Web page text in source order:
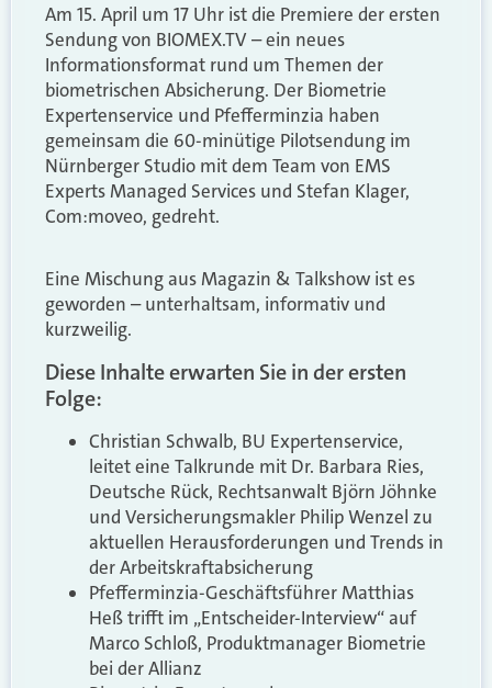
Am 15. April um 17 Uhr ist die Premiere der ersten
Sendung von BIOMEX.TV – ein neues
Informationsformat rund um Themen der
biometrischen Absicherung. Der Biometrie
Expertenservice und Pfefferminzia haben
gemeinsam die 60-minütige Pilotsendung im
Nürnberger Studio mit dem Team von EMS
ExpertsManaged Services und Stefan Klager,
Com:moveo, gedreht.
Eine Mischung aus Magazin & Talkshow ist es
geworden – unterhaltsam, informativ und
kurzweilig.
Diese Inhalte erwarten Sie in der ersten
Folge:
Christian Schwalb, BU Expertenservice,
leitet eine Talkrunde mit Dr. Barbara Ries,
Deutsche Rück, Rechtsanwalt Björn Jöhnke
und Versicherungsmakler Philip Wenzel zu
aktuellen Herausforderungen und Trends in
der Arbeitskraftabsicherung
Pfefferminzia-Geschäftsführer Matthias
Heß trifft im „Entscheider-Interview“ auf
Marco Schloß, Produktmanager Biometrie
bei der Allianz